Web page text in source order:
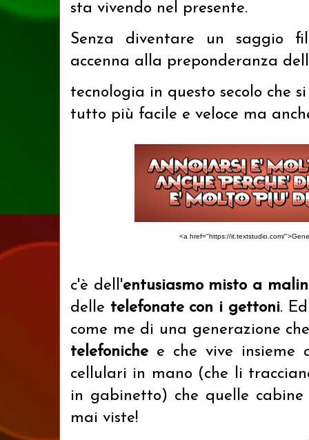
sta vivendo nel presente.
Senza diventare un saggio
accenna alla preponderanza
tecnologia in questo secolo che
tutto più facile e veloce ma
<a href="https://it.textstudio.com/
c'è dell'entusiasmo misto a
delle telefonate con i gettoni.
come me di una generazione
telefoniche e che vive insieme
cellulari in mano (che li
in gabinetto) che quelle cabine
mai viste!